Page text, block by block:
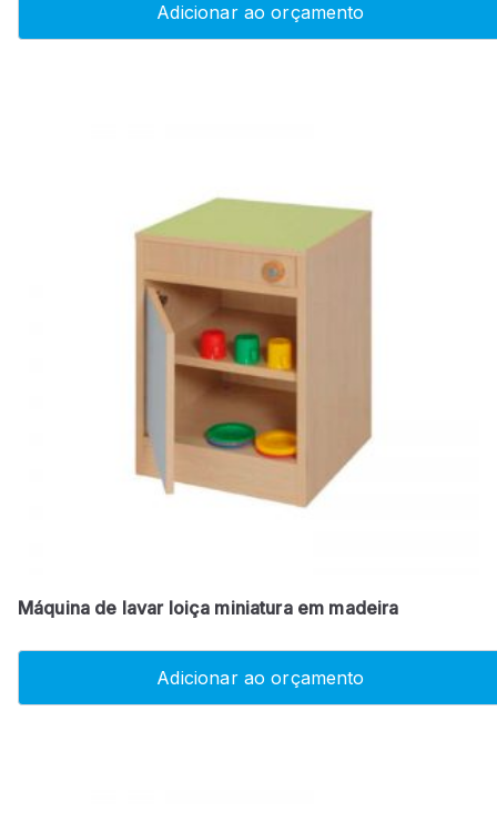
Adicionar ao orçamento
Máquina de lavar loiça miniatura em madeira
Adicionar ao orçamento